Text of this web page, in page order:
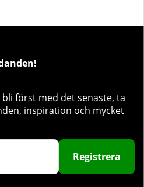
först med det senaste, ta
inspiration och mycket
Registrera